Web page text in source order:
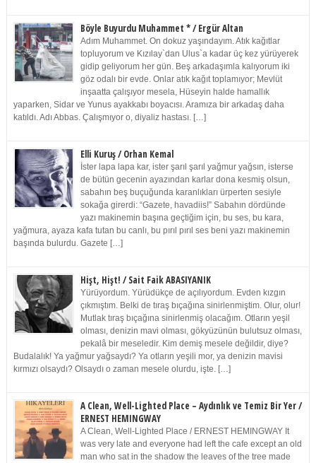
Böyle Buyurdu Muhammet * / Ergür Altan
Adım Muhammet. On dokuz yaşındayım. Atık kağıtlar
topluyorum ve Kızılay`dan Ulus`a kadar üç kez yürüyerek
gidip geliyorum her gün. Beş arkadaşımla kalıyorum iki
göz odalı bir evde. Onlar atık kağıt toplamıyor; Mevlüt
inşaatta çalışıyor mesela, Hüseyin halde hamallık
yaparken, Sidar ve Yunus ayakkabı boyacısı. Aramıza bir arkadaş daha
katıldı. Adı Abbas. Çalışmıyor o, diyaliz hastası. […]
Elli Kuruş / Orhan Kemal
İster lapa lapa kar, ister şarıl şarıl yağmur yağsın, isterse
de bütün gecenin ayazından karlar dona kesmiş olsun,
sabahın beş buçuğunda karanlıkları ürperten sesiyle
sokağa girerdi: “Gazete, havadiis!” Sabahın dördünde
yazı makinemin başına geçtiğim için, bu ses, bu kara,
yağmura, ayaza kafa tutan bu canlı, bu pırıl pırıl ses beni yazı makinemin
başında bulurdu. Gazete […]
Hişt, Hişt! / Sait Faik ABASIYANIK
Yürüyordum. Yürüdükçe de açılıyordum. Evden kızgın
çıkmıştım. Belki de tıraş bıçağına sinirlenmiştim. Olur, olur!
Mutlak tıraş bıçağına sinirlenmiş olacağım. Otların yeşil
olması, denizin mavi olması, gökyüzünün bulutsuz olması,
pekalâ bir meseledir. Kim demiş mesele değildir, diye?
Budalalık! Ya yağmur yağsaydı? Ya otların yeşili mor, ya denizin mavisi
kırmızı olsaydı? Olsaydı o zaman mesele olurdu, işte. […]
A Clean, Well-Lighted Place – Aydınlık ve Temiz Bir Yer /
ERNEST HEMINGWAY
A Clean, Well-Lighted Place / ERNEST HEMINGWAY It
was very late and everyone had left the cafe except an old
man who sat in the shadow the leaves of the tree made